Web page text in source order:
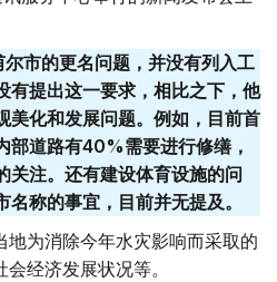
市的更名问题，并没有列入工
有提出这一要求，相比之下，他
美化和发展问题。例如，目前首
部道路有40%需要进行修缮，
关注。还有建设体育设施的问
称的事宜，目前并无提及。
为消除今年水灾影响而采取的
经济发展状况等。